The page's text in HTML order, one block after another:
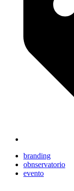
branding
obnservatorio
evento